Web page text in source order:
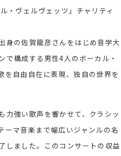
・ヴェルヴェッツ」チャリティ
身の佐賀龍彦さんをはじめ音学大
で構成する男性4人のボーカル・
を自由自在に表現、独自の世界を
力強い歌声を響かせて、クラシッ
ーマ音楽まで幅広いジャンルの名
しました。このコンサートの収益